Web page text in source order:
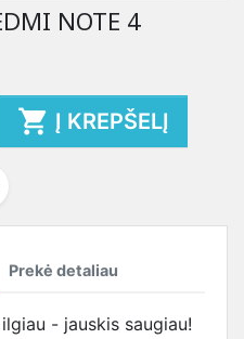
NOTE 4
 Į KREPŠELĮ
Prekė detaliau
- jauskis saugiau!